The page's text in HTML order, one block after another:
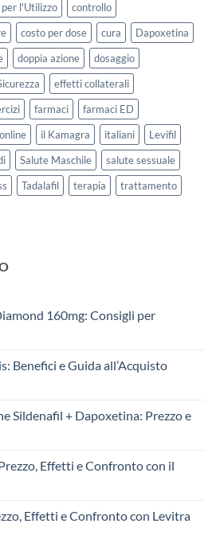
l'Utilizzo
controllo
costo per dose cura
Dapoxetina
doppia azione
dosaggio
effetti collaterali
farmaci
farmaci ED
il Kamagra italiani
Levifil
Salute Maschile
salute sessuale
Tadalafil terapia
trattamento
160mg: Consigli per
Benefici e Guida all’Acquisto
Sildenafil + Dapoxetina: Prezzo e
Effetti e Confronto con il
Effetti e Confronto con Levitra